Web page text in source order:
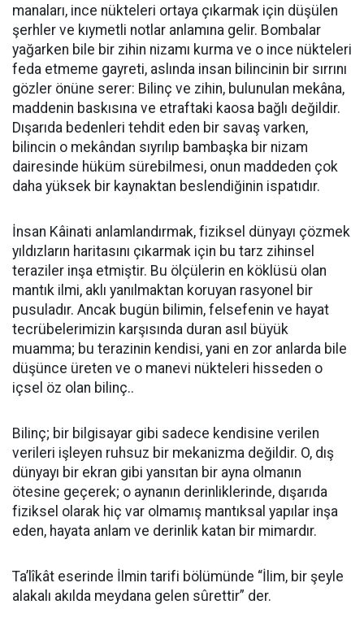
manaları, ince nükteleri ortaya çıkarmak için düşülen
şerhler ve kıymetli notlar anlamına gelir. Bombalar
yağarken bile bir zihin nizamı kurma ve o ince nükteleri
feda etmeme gayreti, aslında insan bilincinin bir sırrını
gözler önüne serer: Bilinç ve zihin, bulunulan mekâna,
maddenin baskısına ve etraftaki kaosa bağlı değildir.
Dışarıda bedenleri tehdit eden bir savaş varken,
bilincin o mekândan sıyrılıp bambaşka bir nizam
dairesinde hüküm sürebilmesi, onun maddeden çok
daha yüksek bir kaynaktan beslendiğinin ispatıdır.
​İnsan Kâinati anlamlandırmak, fiziksel dünyayı çözmek
yıldızların haritasını çıkarmak için bu tarz zihinsel
teraziler inşa etmiştir. Bu ölçülerin en köklüsü olan
mantık ilmi, aklı yanılmaktan koruyan rasyonel bir
pusuladır. Ancak bugün bilimin, felsefenin ve hayat
tecrübelerimizin karşısında duran asıl büyük
muamma; bu terazinin kendisi, yani en zor anlarda bile
düşünce üreten ve o manevi nükteleri hisseden o
içsel öz olan bilinç..
​Bilinç; bir bilgisayar gibi sadece kendisine verilen
verileri işleyen ruhsuz bir mekanizma değildir. O, dış
dünyayı bir ekran gibi yansıtan bir ayna olmanın
ötesine geçerek; o aynanın derinliklerinde, dışarıda
fiziksel olarak hiç var olmamış mantıksal yapılar inşa
eden, hayata anlam ve derinlik katan bir mimardır.
Ta’lîkât eserinde İlmin tarifi bölümünde “İlim, bir şeyle
alakalı akılda meydana gelen sûrettir” der.